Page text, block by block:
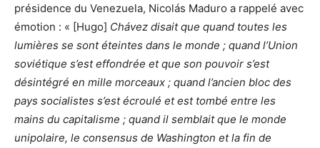
présidence du Venezuela, Nicolás Maduro a rappelé avec
émotion : « [Hugo] Chávez disait que quand toutes les
lumières se sont éteintes dans le monde ; quand l’Union
soviétique s’est effondrée et que son pouvoir s’est
désintégré en mille morceaux ; quand l’ancien bloc des
pays socialistes s’est écroulé et est tombé entre les
mains du capitalisme ; quand il semblait que le monde
unipolaire, le consensus de Washington et la fin de